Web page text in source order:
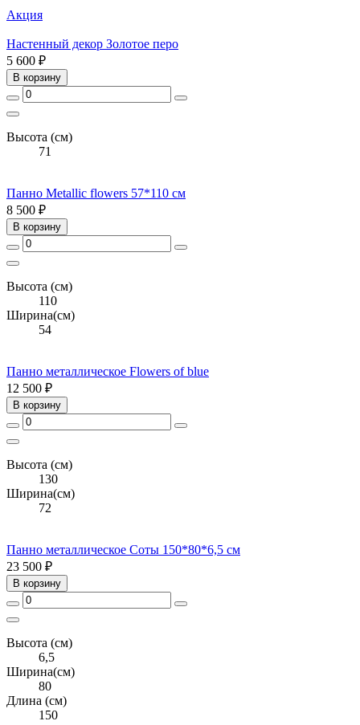
Акция
Настенный декор Золотое перо
5 600 ₽
В корзину
Высота (см)
71
Панно Metallic flowers 57*110 см
8 500 ₽
В корзину
Высота (см)
110
Ширина(см)
54
Панно металлическое Flowers of blue
12 500 ₽
В корзину
Высота (см)
130
Ширина(см)
72
Панно металлическое Соты 150*80*6,5 см
23 500 ₽
В корзину
Высота (см)
6,5
Ширина(см)
80
Длина (см)
150